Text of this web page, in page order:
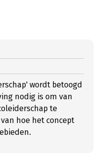
wordt betoogd
nodig is om van
te
hoe het concept